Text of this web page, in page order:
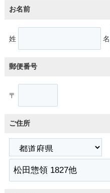
お名前
姓 名
郵便番号
〒
ご住所